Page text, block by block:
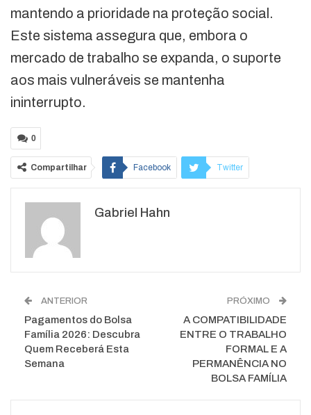
mantendo a prioridade na proteção social.
Este sistema assegura que, embora o
mercado de trabalho se expanda, o suporte
aos mais vulneráveis se mantenha
ininterrupto.
0
Compartilhar Facebook Twitter
WhatsApp
Gabriel Hahn
ANTERIOR
Pagamentos do Bolsa
Família 2026: Descubra
Quem Receberá Esta
Semana
PRÓXIMO
A COMPATIBILIDADE
ENTRE O TRABALHO
FORMAL E A
PERMANÊNCIA NO
BOLSA FAMÍLIA